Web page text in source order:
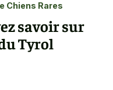
Chiens Rares
savoir sur
Tyrol